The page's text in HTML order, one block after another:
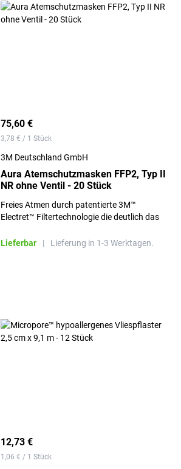
75,60 €
3,78 € / 1 Stück
3M Deutschland GmbH
Aura Atemschutzmasken FFP2, Typ II
NR ohne Ventil - 20 Stück
Freies Atmen durch patentierte 3M™
Electret™ Filtertechnologie die deutlich das
Lieferbar
| Lieferung in 1-3 Werktagen.
12,73 €
1,06 € / 1 Stück